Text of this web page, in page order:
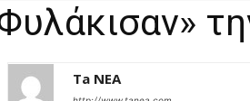
Ta NEA